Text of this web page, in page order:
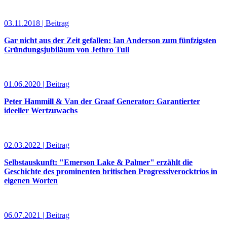
03.11.2018 | Beitrag
Gar nicht aus der Zeit gefallen: Ian Anderson zum fünfzigsten
Gründungsjubiläum von Jethro Tull
01.06.2020 | Beitrag
Peter Hammill & Van der Graaf Generator: Garantierter
ideeller Wertzuwachs
02.03.2022 | Beitrag
Selbstauskunft: "Emerson Lake & Palmer" erzählt die
Geschichte des prominenten britischen Progressiverocktrios in
eigenen Worten
06.07.2021 | Beitrag